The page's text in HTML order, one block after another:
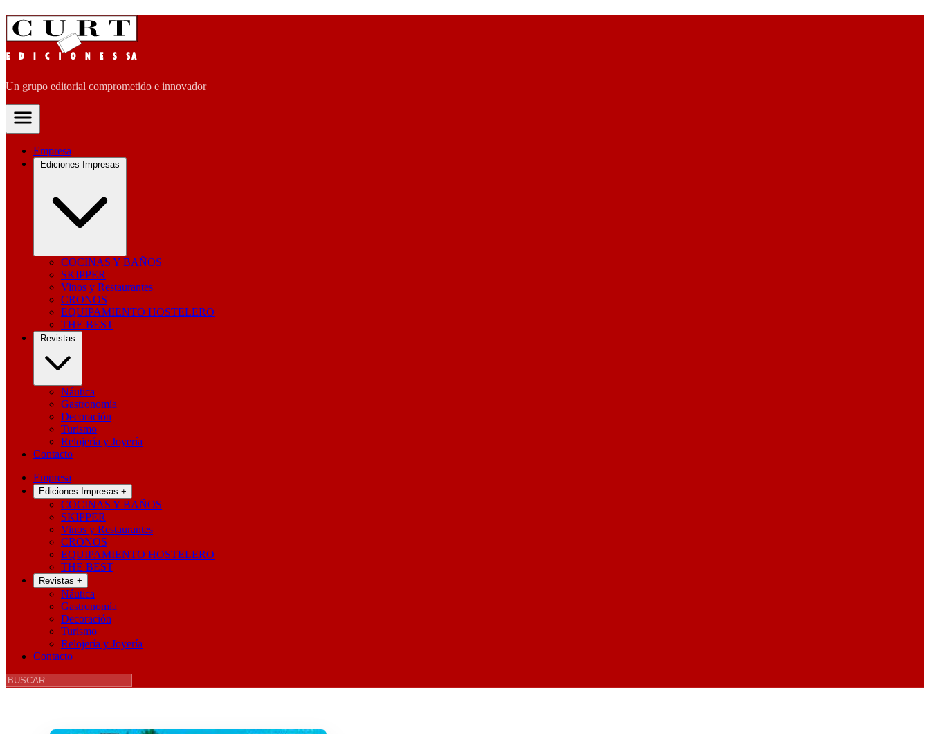
Un grupo editorial comprometido e innovador
Empresa
Ediciones Impresas
COCINAS Y BAÑOS
SKIPPER
Vinos y Restaurantes
CRONOS
EQUIPAMIENTO HOSTELERO
THE BEST
Revistas
Náutica
Gastronomía
Decoración
Turismo
Relojería y Joyería
Contacto
Empresa
Ediciones Impresas +
COCINAS Y BAÑOS
SKIPPER
Vinos y Restaurantes
CRONOS
EQUIPAMIENTO HOSTELERO
THE BEST
Revistas +
Náutica
Gastronomía
Decoración
Turismo
Relojería y Joyería
Contacto